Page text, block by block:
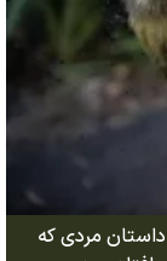
داستان مردی که